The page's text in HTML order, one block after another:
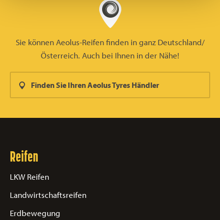
Sie können Aeolus-Reifen finden in ganz Deutschland/
Österreich. Auch bei Ihnen in der Nähe!
Finden Sie Ihren Aeolus Tyres Händler
Reifen
LKW Reifen
Landwirtschaftsreifen
Erdbewegung